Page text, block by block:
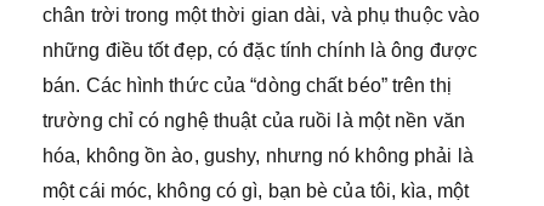
chân trời trong một thời gian dài, và phụ thuộc vào
những điều tốt đẹp, có đặc tính chính là ông được
bán. Các hình thức của “dòng chất béo” trên thị
trường chỉ có nghệ thuật của ruồi là một nền văn
hóa, không ồn ào, gushy, nhưng nó không phải là
một cái móc, không có gì, bạn bè của tôi, kìa, một